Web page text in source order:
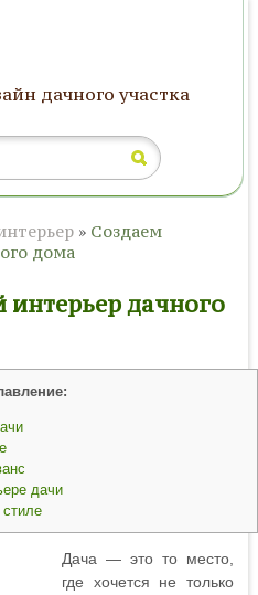
дачного участка
» Создаем
дома
интерьер дачного
дачи
Дача — это то место,
где хочется не только